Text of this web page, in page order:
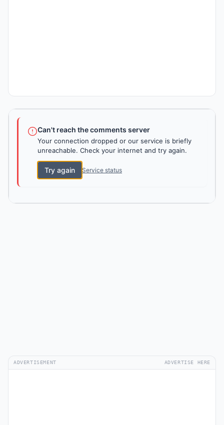
Can't reach the comments server
Your connection dropped or our service is briefly
unreachable. Check your internet and try again.
Try again Service status
ADVERTISEMENT ADVERTISE HERE